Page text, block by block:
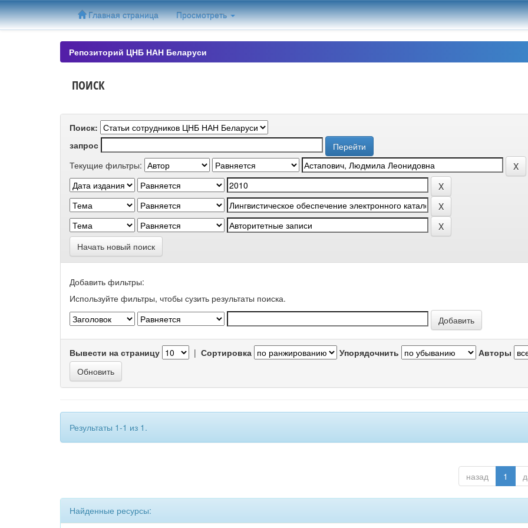
Skip
navigation
Главная страница Просмотреть
Репозиторий ЦНБ НАН Беларуси
ПОИСК
Поиск:
запрос
Текущие фильтры:
Начать новый поиск
Добавить фильтры:
Используйте фильтры, чтобы сузить результаты поиска.
Вывести на страницу | Сортировка Упорядочнить Авторы
Результаты 1-1 из 1.
назад 1
Найденные ресурсы: